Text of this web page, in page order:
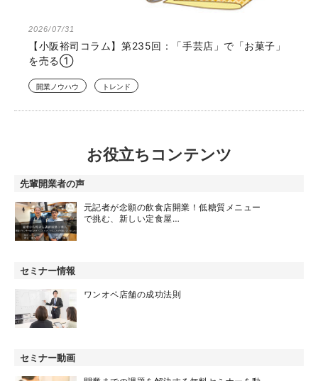
2026/07/31
【小阪裕司コラム】第235回：「手芸店」で「お菓子」
を売る①
開業ノウハウ トレンド
お役立ちコンテンツ
先輩開業者の声
元記者が念願の飲食店開業！低糖質メニュー
で挑む、新しい定食屋…
セミナー情報
ワンオペ店舗の成功法則
セミナー動画